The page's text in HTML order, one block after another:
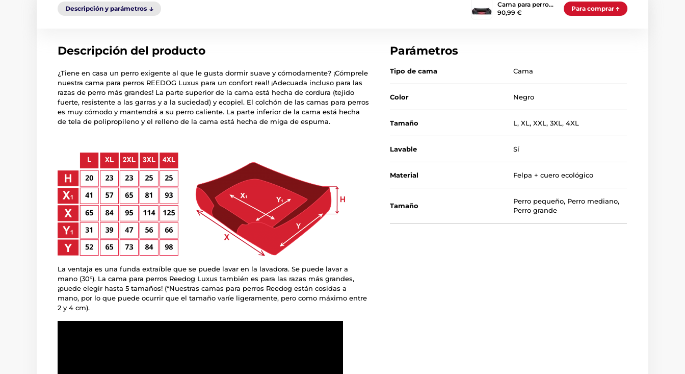
Descripción y parámetros
Cama para perro…
90,99 €
Para comprar
Descripción del producto
¿Tiene en casa un perro exigente al que le gusta dormir suave y cómodamente? ¡Cómprele
nuestra cama para perros REEDOG Luxus para un confort real! ¡Adecuada incluso para las
razas de perro más grandes! La parte superior de la cama está hecha de cordura (tejido
fuerte, resistente a las garras y a la suciedad) y ecopiel. El colchón de las camas para perros
es muy cómodo y mantendrá a su perro caliente. La parte inferior de la cama está hecha
de tela de polipropileno y el relleno de la cama está hecha de miga de espuma.
La ventaja es una funda extraíble que se puede lavar en la lavadora. Se puede lavar a
mano (30°). La cama para perros Reedog Luxus también es para las razas más grandes,
¡puede elegir hasta 5 tamaños! (*Nuestras camas para perros Reedog están cosidas a
mano, por lo que puede ocurrir que el tamaño varíe ligeramente, pero como máximo entre
2 y 4 cm).
Parámetros
Tipo de cama Cama
Color Negro
Tamaño L,XL,XXL,3XL,4XL
Lavable Sí
Material Felpa + cuero ecológico
Tamaño
Perro pequeño, Perro mediano,
Perro grande